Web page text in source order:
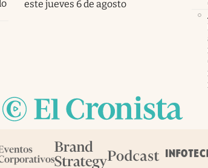
este jueves 6 de agosto